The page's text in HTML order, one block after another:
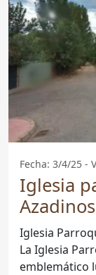
Fecha: 3/4/25 -
Iglesia
Azadinos
Iglesia
La Iglesia
emblemático